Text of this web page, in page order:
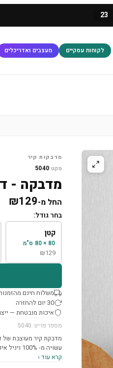
23
לקוחות עסקיים מעצבים ואדריכלים
מדבקות קיר
מקט:5040
מדבקה -
החל מ- ₪129
בחר גודל:
קטן
80 × 80 ס"מ
₪129
משלוח חינם מהזמנות
30 יום להחזרה
איכות מובטחת —
מספר פריט: 5040
מדבקת קיר מעוצבת של
עשויה מ- 100% ויניל איכותי, קלה להדבקה והסרה ללא פגיעה…
קרא עוד ›